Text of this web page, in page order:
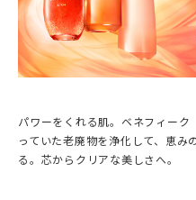
パワーをくれる肌。ベネフィー
っていた老廃物を浄化して、恵み
る。芯からクリアな美しさへ。